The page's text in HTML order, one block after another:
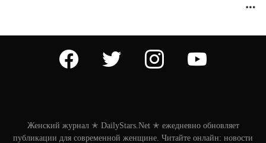
facebook twitter instagram youtube
Женский журнал ✭ DailyStars.Net ✭ ежедневно обновляет
публикации для современной женщине. Читайте онлайн: новости